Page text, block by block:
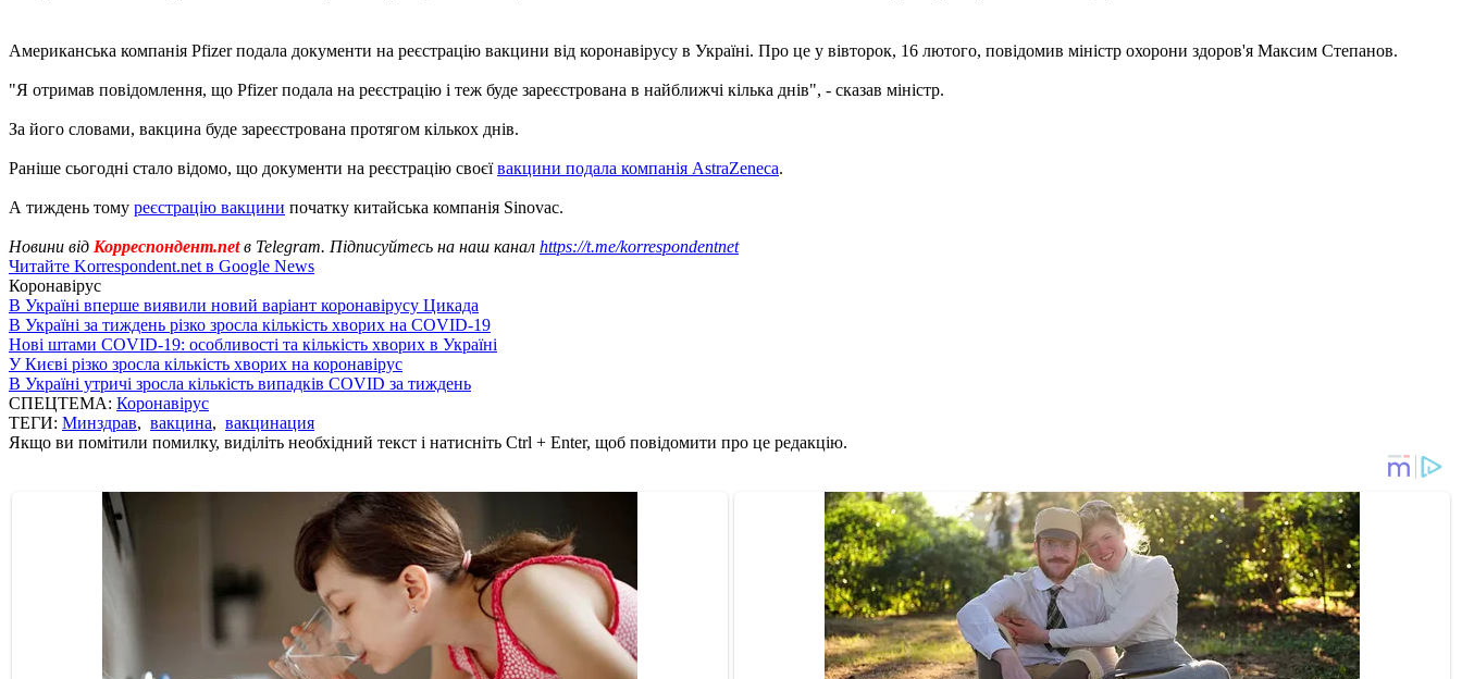
Американська компанія Pfizer подала документи на реєстрацію вакцини від коронавірусу в Україні. Про це у вівторок, 16 лютого, повідомив міністр охорони здоров'я Максим Степанов.
"Я отримав повідомлення, що Pfizer подала на реєстрацію і теж буде зареєстрована в найближчі кілька днів", - сказав міністр.
За його словами, вакцина буде зареєстрована протягом кількох днів.
Раніше сьогодні стало відомо, що документи на реєстрацію своєївакцини подала компанія AstraZeneca.
А тиждень тому реєстрацію вакцини початку китайська компанія Sinovac.
Новини від Корреспондент.netв Telegram. Підписуйтесь на наш канал https://t.me/korrespondentnet
Читайте Korrespondent.net в Google News
Коронавірус
В Україні вперше виявили новий варіант коронавірусу Цикада
В Україні за тиждень різко зросла кількість хворих на COVID-19
Нові штами COVID-19: особливості та кількість хворих в Україні
У Києві різко зросла кількість хворих на коронавірус
В Україні утричі зросла кількість випадків COVID за тиждень
СПЕЦТЕМА: Коронавірус
ТЕГИ: Минздрав, вакцина, вакцинация
Якщо ви помітили помилку, виділіть необхідний текст і натисніть Ctrl + Enter, щоб повідомити про це редакцію.